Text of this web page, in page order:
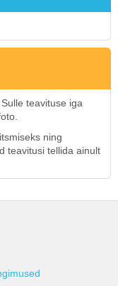
teavituse iga
ning
teavitusi tellida ainult